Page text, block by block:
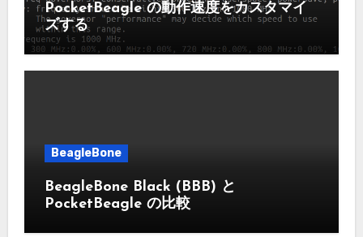
PocketBeagle の動作速度をカスタマイ
ズする
BeagleBone
BeagleBone Black (BBB) と
PocketBeagle の比較